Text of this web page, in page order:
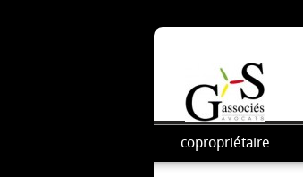
copropriétaire